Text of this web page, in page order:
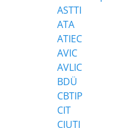
ASTTI
ATA
ATIEC
AVIC
AVLIC
BDÜ
CBTIP
CIT
CIUTI